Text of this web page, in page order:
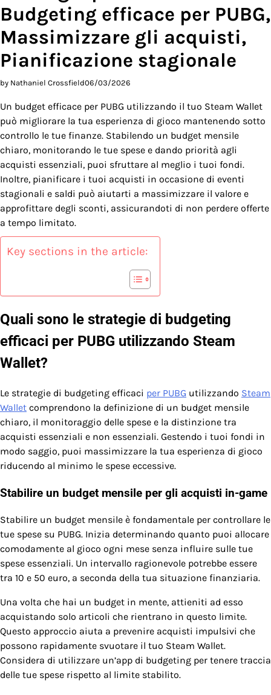
Budgeting efficace per PUBG,
Massimizzare gli acquisti,
Pianificazione stagionale
by Nathaniel Crossfield06/03/2026
Un budget efficace per PUBG utilizzando il tuo Steam Wallet
può migliorare la tua esperienza di gioco mantenendo sotto
controllo le tue finanze. Stabilendo un budget mensile
chiaro, monitorando le tue spese e dando priorità agli
acquisti essenziali, puoi sfruttare al meglio i tuoi fondi.
Inoltre, pianificare i tuoi acquisti in occasione di eventi
stagionali e saldi può aiutarti a massimizzare il valore e
approfittare degli sconti, assicurandoti di non perdere offerte
a tempo limitato.
Key sections in the article:
Quali sono le strategie di budgeting
efficaci per PUBG utilizzando Steam
Wallet?
Le strategie di budgeting efficaci per PUBG utilizzando Steam
Wallet comprendono la definizione di un budget mensile
chiaro, il monitoraggio delle spese e la distinzione tra
acquisti essenziali e non essenziali. Gestendo i tuoi fondi in
modo saggio, puoi massimizzare la tua esperienza di gioco
riducendo al minimo le spese eccessive.
Stabilire un budget mensile per gli acquisti in-game
Stabilire un budget mensile è fondamentale per controllare le
tue spese su PUBG. Inizia determinando quanto puoi allocare
comodamente al gioco ogni mese senza influire sulle tue
spese essenziali. Un intervallo ragionevole potrebbe essere
tra 10 e 50 euro, a seconda della tua situazione finanziaria.
Una volta che hai un budget in mente, attieniti ad esso
acquistando solo articoli che rientrano in questo limite.
Questo approccio aiuta a prevenire acquisti impulsivi che
possono rapidamente svuotare il tuo Steam Wallet.
Considera di utilizzare un’app di budgeting per tenere traccia
delle tue spese rispetto al limite stabilito.